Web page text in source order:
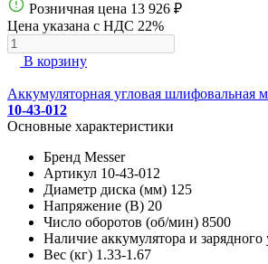
Розничная цена 13 926 ₽
Цена указана с НДС 22%
В корзину
Аккумуляторная угловая шлифовальная
10-43-012
Основные характеристики
Бренд Messer
Артикул 10-43-012
Диаметр диска (мм) 125
Напряжение (В) 20
Число оборотов (об/мин) 8500
Наличие аккумулятора и зарядного
Вес (кг) 1.33-1.67